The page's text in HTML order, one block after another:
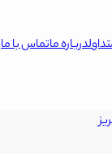
درباره ماتماس با ما